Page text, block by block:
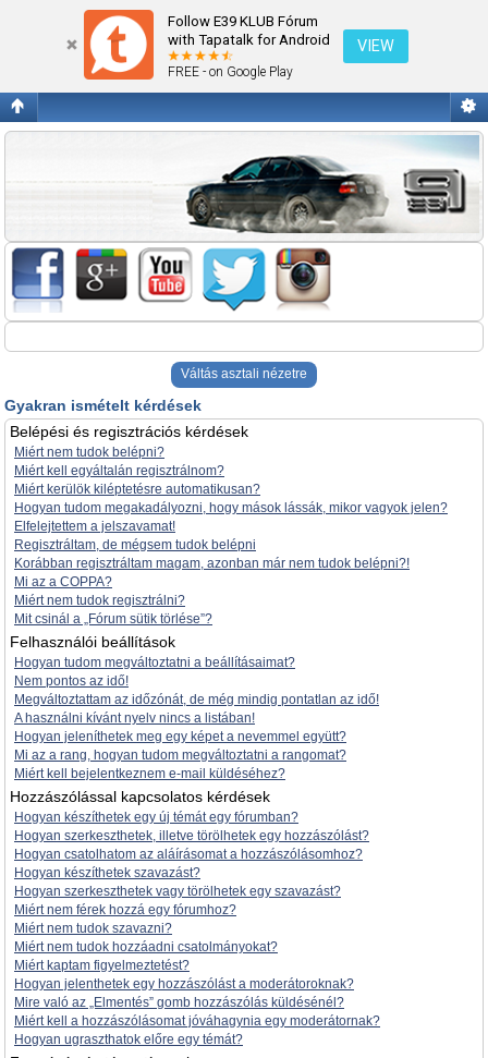
Follow E39 KLUB Fórum
with Tapatalk for Android
FREE - on Google Play
VIEW
Gyakran ismételt kérdések
Váltás asztali nézetre
Gyakran ismételt kérdések
Belépési és regisztrációs kérdések
Miért nem tudok belépni?
Miért kell egyáltalán regisztrálnom?
Miért kerülök kiléptetésre automatikusan?
Hogyan tudom megakadályozni, hogy mások lássák, mikor vagyok jelen?
Elfelejtettem a jelszavamat!
Regisztráltam, de mégsem tudok belépni
Korábban regisztráltam magam, azonban már nem tudok belépni?!
Mi az a COPPA?
Miért nem tudok regisztrálni?
Mit csinál a „Fórum sütik törlése”?
Felhasználói beállítások
Hogyan tudom megváltoztatni a beállításaimat?
Nem pontos az idő!
Megváltoztattam az időzónát, de még mindig pontatlan az idő!
A használni kívánt nyelv nincs a listában!
Hogyan jeleníthetek meg egy képet a nevemmel együtt?
Mi az a rang, hogyan tudom megváltoztatni a rangomat?
Miért kell bejelentkeznem e-mail küldéséhez?
Hozzászólással kapcsolatos kérdések
Hogyan készíthetek egy új témát egy fórumban?
Hogyan szerkeszthetek, illetve törölhetek egy hozzászólást?
Hogyan csatolhatom az aláírásomat a hozzászólásomhoz?
Hogyan készíthetek szavazást?
Hogyan szerkeszthetek vagy törölhetek egy szavazást?
Miért nem férek hozzá egy fórumhoz?
Miért nem tudok szavazni?
Miért nem tudok hozzáadni csatolmányokat?
Miért kaptam figyelmeztetést?
Hogyan jelenthetek egy hozzászólást a moderátoroknak?
Mire való az „Elmentés” gomb hozzászólás küldésénél?
Miért kell a hozzászólásomat jóváhagynia egy moderátornak?
Hogyan ugraszthatok előre egy témát?